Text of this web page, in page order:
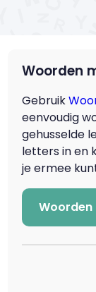
Woorden
Gebruik
eenvoudig
gehusselde
letters in en
je ermee